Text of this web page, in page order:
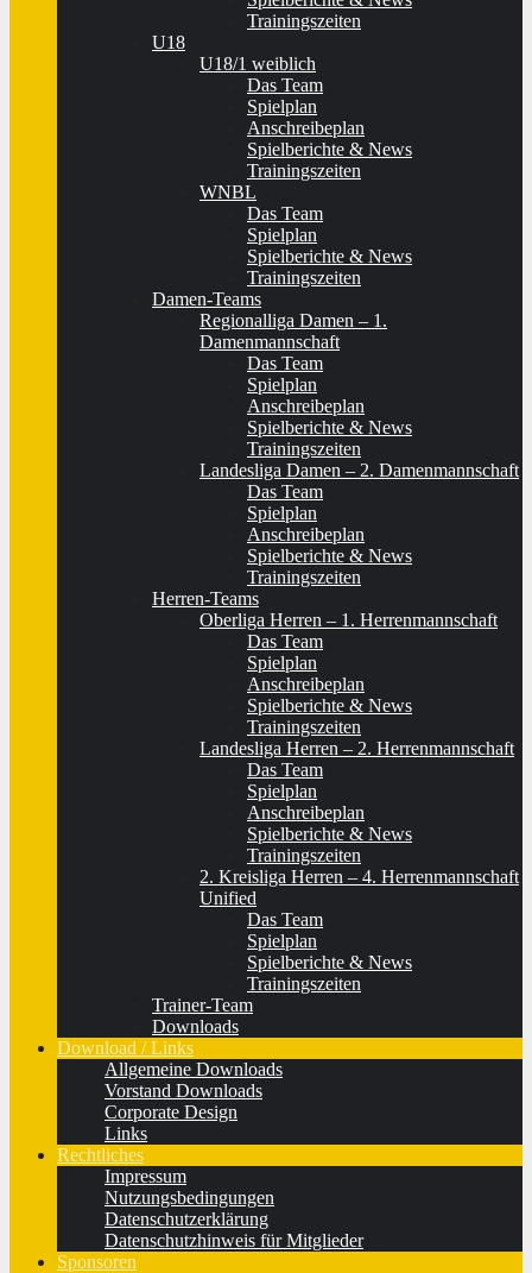
Trainingszeiten
U18
U18/1 weiblich
Das Team
Spielplan
Anschreibeplan
Spielberichte & News
Trainingszeiten
WNBL
Das Team
Spielplan
Spielberichte & News
Trainingszeiten
Damen-Teams
Regionalliga Damen – 1.
Damenmannschaft
Das Team
Spielplan
Anschreibeplan
Spielberichte & News
Trainingszeiten
Landesliga Damen – 2. Damenmannschaft
Das Team
Spielplan
Anschreibeplan
Spielberichte & News
Trainingszeiten
Herren-Teams
Oberliga Herren – 1. Herrenmannschaft
Das Team
Spielplan
Anschreibeplan
Spielberichte & News
Trainingszeiten
Landesliga Herren – 2. Herrenmannschaft
Das Team
Spielplan
Anschreibeplan
Spielberichte & News
Trainingszeiten
2. Kreisliga Herren – 4. Herrenmannschaft
Unified
Das Team
Spielplan
Spielberichte & News
Trainingszeiten
Trainer-Team
Downloads
Download / Links
Allgemeine Downloads
Vorstand Downloads
Corporate Design
Links
Rechtliches
Impressum
Nutzungsbedingungen
Datenschutzerklärung
Datenschutzhinweis für Mitglieder
Sponsoren